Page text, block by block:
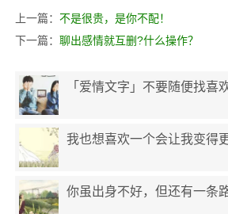
上一篇： 不是很贵，是你不配！
下一篇： 聊出感情就互删?什么操作？
「爱情文字」不要随便找喜
我也想喜欢一个会让我变得
你虽出身不好，但还有一条